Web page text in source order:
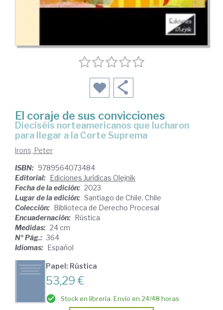
El coraje de sus convicciones
dieciséis norteamericanos que lucharon
para llegar a la Corte Suprema
Irons, Peter
ISBN: 9789564073484
Editorial:
Ediciones Jurídicas Olejnik
Fecha de la edición: 2023
Lugar de la edición: Santiago de Chile. Chile
Colección:
Biblioteca de Derecho Procesal
Encuadernación:
Rústica
Medidas: 24 cm
Nº Pág.: 364
Idiomas:
Español
Papel: Rústica
53,29 €
Stock en librería. Envío en 24/48 horas